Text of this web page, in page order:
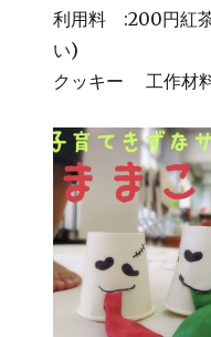
利用料 :200円紅
い)
クッキー 工作材